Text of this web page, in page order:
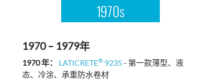
1970 – 1979年
1970 年： LATICRETE® 9235- 第一款薄型、液
态、冷涂、承重防水卷材